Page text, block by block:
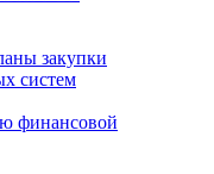
закупки
систем
финансовой